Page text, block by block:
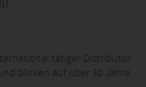
Infrastruktur)
, Glasfaser- und
(Netzteile, USV,
tätiger Distributor
blicken auf über 30 Jahre